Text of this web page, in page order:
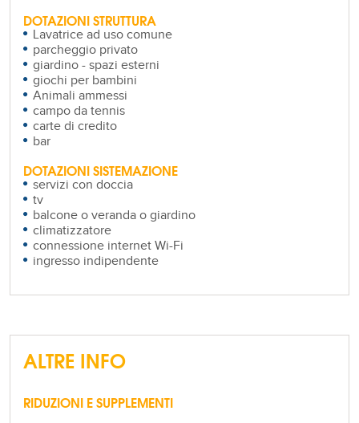
DOTAZIONI STRUTTURA
Lavatrice ad uso comune
parcheggio privato
giardino - spazi esterni
giochi per bambini
Animali ammessi
campo da tennis
carte di credito
bar
DOTAZIONI SISTEMAZIONE
servizi con doccia
tv
balcone o veranda o giardino
climatizzatore
connessione internet Wi-Fi
ingresso indipendente
ALTRE INFO
RIDUZIONI E SUPPLEMENTI